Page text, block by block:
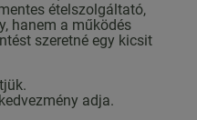
ételszolgáltató,
hanem a működés
szeretné egy kicsit
adja.